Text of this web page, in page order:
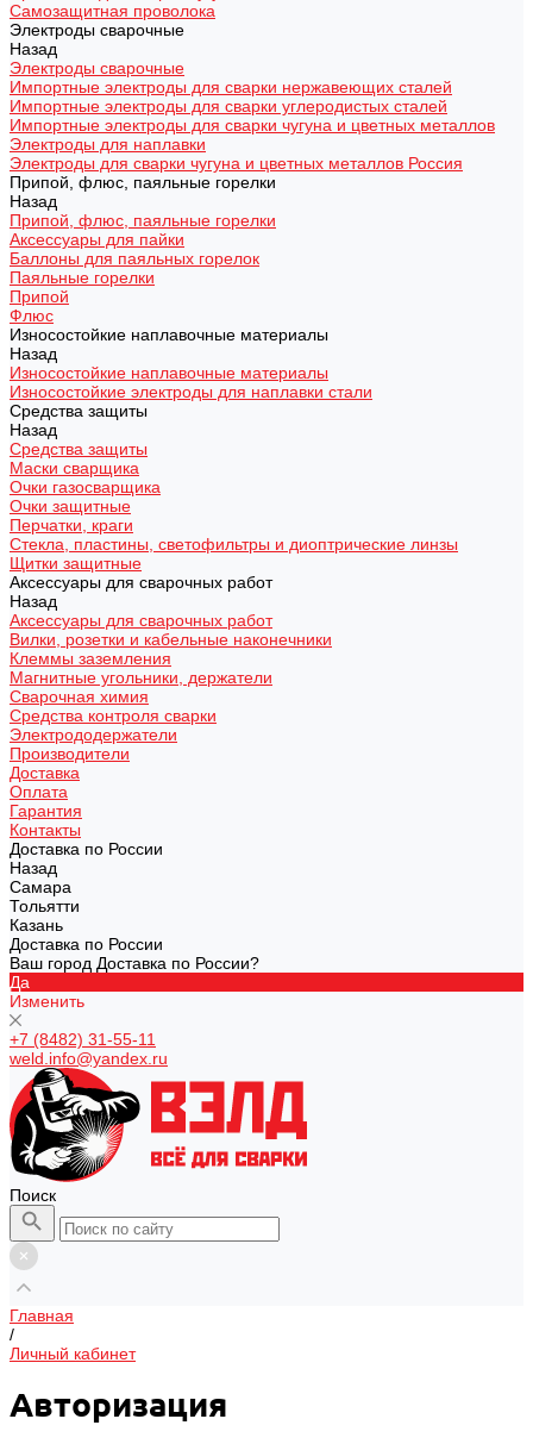
Самозащитная проволока
Электроды сварочные
Назад
Электроды сварочные
Импортные электроды для сварки нержавеющих сталей
Импортные электроды для сварки углеродистых сталей
Импортные электроды для сварки чугуна и цветных металлов
Электроды для наплавки
Электроды для сварки чугуна и цветных металлов Россия
Припой, флюс, паяльные горелки
Назад
Припой, флюс, паяльные горелки
Аксессуары для пайки
Баллоны для паяльных горелок
Паяльные горелки
Припой
Флюс
Износостойкие наплавочные материалы
Назад
Износостойкие наплавочные материалы
Износостойкие электроды для наплавки стали
Средства защиты
Назад
Средства защиты
Маски сварщика
Очки газосварщика
Очки защитные
Перчатки, краги
Стекла, пластины, светофильтры и диоптрические линзы
Щитки защитные
Аксессуары для сварочных работ
Назад
Аксессуары для сварочных работ
Вилки, розетки и кабельные наконечники
Клеммы заземления
Магнитные угольники, держатели
Сварочная химия
Средства контроля сварки
Электрододержатели
Производители
Доставка
Оплата
Гарантия
Контакты
Доставка по России
Назад
Самара
Тольятти
Казань
Доставка по России
Ваш город Доставка по России?
Да
Изменить
+7 (8482) 31-55-11
weld.info@yandex.ru
Поиск
Главная
/
Личный кабинет
Авторизация